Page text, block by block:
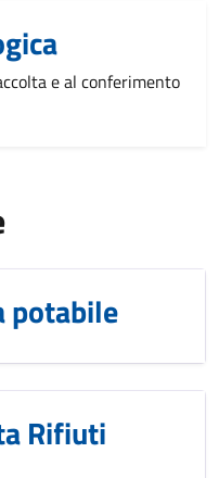
e al conferimento
potabile
Rifiuti